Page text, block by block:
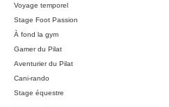
Voyage temporel
Stage Foot Passion
À fond la gym
Gamer du Pilat
Aventurier du Pilat
Cani-rando
Stage équestre